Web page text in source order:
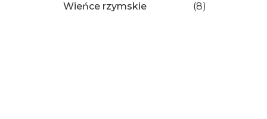
Wieńce rzymskie (8)